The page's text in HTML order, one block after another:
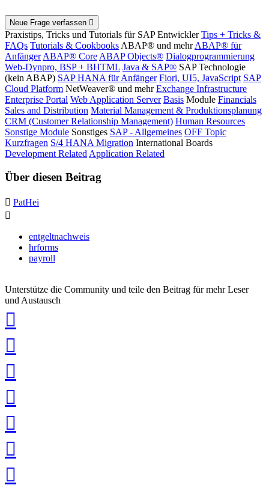
Neue Frage verfassen
Praxistips, Tricks und Tutorials für SAP Entwickler Tips + Tricks &
FAQs Tutorials & CookbooksABAP® und mehrABAP® für
AnfängerABAP® CoreABAP Objects® Dialogprogrammierung
Web-Dynpro, BSP + BHTML Java & SAP® SAP Technologie
(kein ABAP) SAP HANA für Anfänger Fiori, UI5, JavaScript SAP
Cloud Platform NetWeaver® und mehr Exchange Infrastructure
Enterprise Portal Web Application Server Basis Module Financials
Sales and Distribution Material Management & Produktionsplanung
CRM (Customer Relationship Management) Human Resources
Sonstige Module Sonstiges SAP - Allgemeines OFF Topic
Kurzfragen S/4 HANA Migration International Boards
Development RelatedApplication Related
Über diesen Beitrag
PatHei
entgeltnachweis
hrforms
payroll
Unterstütze die Community und teile den Beitrag für mehr Leser
und Austausch
teilen
teilen
teilen
teilen
speichern
via
teilenteilen